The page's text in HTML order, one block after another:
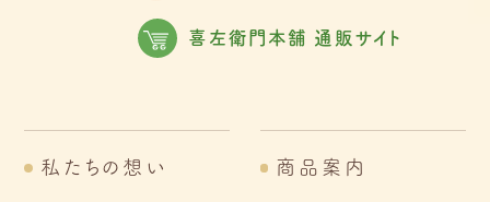
喜左衛門本舗 通販サイト
私たちの想い 商品案内